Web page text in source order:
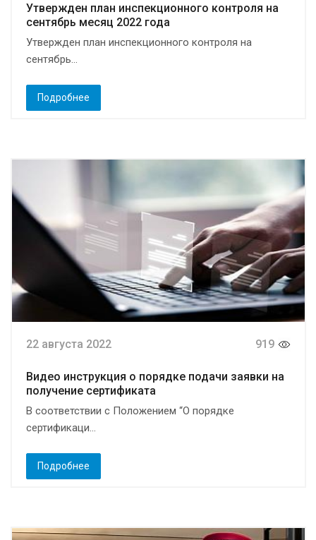
Утвержден план инспекционного контроля на
сентябрь месяц 2022 года
Утвержден план инспекционного контроля на
сентябрь...
Подробнее
22 августа 2022 919
Видео инструкция о порядке подачи заявки на
получение сертификата
В соответствии с Положением “О порядке
сертификаци...
Подробнее